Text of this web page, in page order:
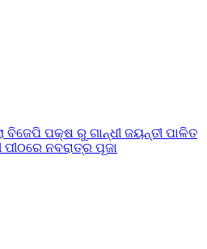
ବିଜେପି ପକ୍ଷ ରୁ ଗାନ୍ଧୀ ଜୟନ୍ତୀ ପାଳିତ
ନବରାତ୍ର ପୂଜା